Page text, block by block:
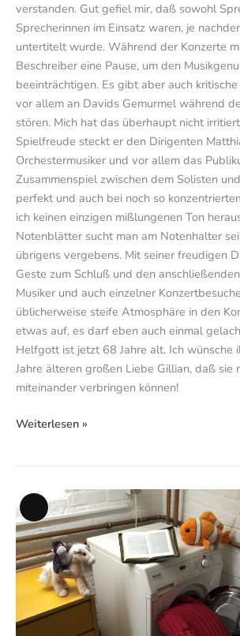
verstanden. Gut gefiel mir, daß sowohl
Sprecherinnen im Einsatz waren, je
untertitelt wurde. Während der Konzerte
Beschreiber eine Pause, um den
beeinträchtigen. Es gibt aber auch
vor allem an Davids Gemurmel während
stören. Mich hat das überhaupt nicht
Spielfreude steckt er den Dirigenten
Orchestermusiker und vor allem das
Zusammenspiel zwischen dem Solisten
perfekt und auch bei noch so
ich keinen einzigen mißlungenen Ton
Notenblätter sucht man am Notenhalter
übrigens vergebens. Mit seiner freudigen
Geste zum Schluß und den
Musiker und auch einzelner
üblicherweise steife Atmosphäre in den
etwas auf, es darf eben auch einmal
Helfgott ist jetzt 68 Jahre alt. Ich wünsche
Jahre älteren großen Liebe Gillian, daß sie
miteinander verbringen können!
Weiterlesen »
Lange
Beschreibung
Das
brandneue
Testament